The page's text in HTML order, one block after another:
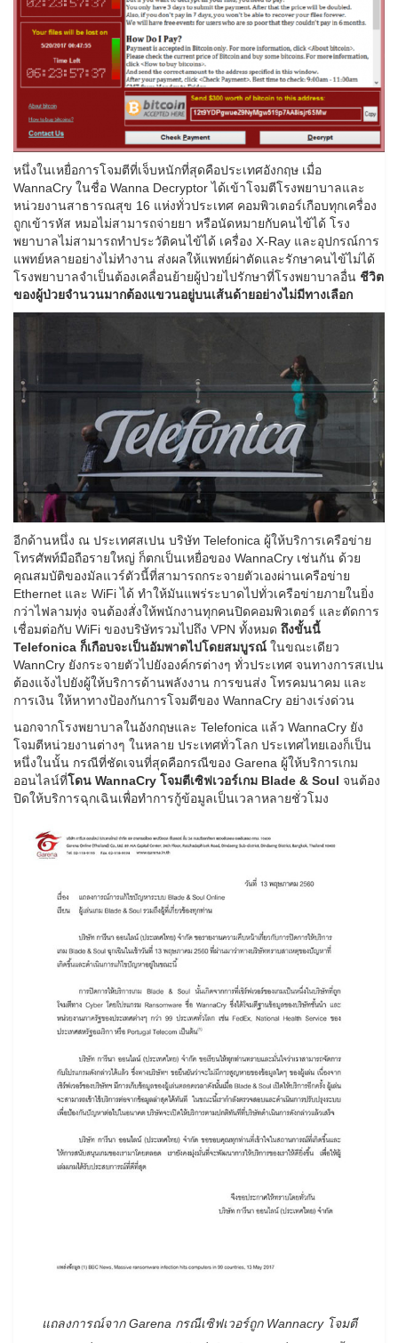
หนึ่งในเหยื่อการโจมตีที่เจ็บหนักที่สุดคือประเทศอังกฤษ เมื่อ
WannaCry ในชื่อ Wanna Decryptor ได้เข้าโจมตีโรงพยาบาลและ
หน่วยงานสาธารณสุข 16 แห่งทั่วประเทศ คอมพิวเตอร์เกือบทุกเครื่อง
ถูกเข้ารหัส หมอไม่สามารถจ่ายยา หรือนัดหมายกับคนไข้ได้ โรง
พยาบาลไม่สามารถทำประวัติคนไข้ได้ เครื่อง X-Ray และอุปกรณ์การ
แพทย์หลายอย่างไม่ทำงาน ส่งผลให้แพทย์ผ่าตัดและรักษาคนไข้ไม่ได้
โรงพยาบาลจำเป็นต้องเคลื่อนย้ายผู้ป่วยไปรักษาที่โรงพยาบาลอื่น ชีวิต
ของผู้ป่วยจำนวนมากต้องแขวนอยู่บนเส้นด้ายอย่างไม่มีทางเลือก
อีกด้านหนึ่ง ณ ประเทศสเปน บริษัท Telefonica ผู้ให้บริการเครือข่าย
โทรศัพท์มือถือรายใหญ่ ก็ตกเป็นเหยื่อของ WannaCry เช่นกัน ด้วย
คุณสมบัติของมัลแวร์ตัวนี้ที่สามารถกระจายตัวเองผ่านเครือข่าย
Ethernet และ WiFi ได้ ทำให้มันแพร่ระบาดไปทั่วเครือข่ายภายในยิ่ง
กว่าไฟลามทุ่ง จนต้องสั่งให้พนักงานทุกคนปิดคอมพิวเตอร์ และตัดการ
เชื่อมต่อกับ WiFi ของบริษัทรวมไปถึง VPN ทั้งหมด ถึงขั้นนี้
Telefonica ก็เกือบจะเป็นอัมพาตไปโดยสมบูรณ์ ในขณะเดียว
WannCry ยังกระจายตัวไปยังองค์กรต่างๆ ทั่วประเทศ จนทางการสเปน
ต้องแจ้งไปยังผู้ให้บริการด้านพลังงาน การขนส่ง โทรคมนาคม และ
การเงิน ให้หาทางป้องกันการโจมตีของ WannaCry อย่างเร่งด่วน
นอกจากโรงพยาบาลในอังกฤษและ Telefonica แล้ว WannaCry ยัง
โจมตีหน่วยงานต่างๆ ในหลาย ประเทศทั่วโลก ประเทศไทยเองก็เป็น
หนึ่งในนั้น กรณีที่ชัดเจนที่สุดคือกรณีของ Garena ผู้ให้บริการเกม
ออนไลน์ที่โดน WannaCry โจมตีเซิฟเวอร์เกม Blade & Soul จนต้อง
ปิดให้บริการฉุกเฉินเพื่อทำการกู้ข้อมูลเป็นเวลาหลายชั่วโมง
แถลงการณ์จาก Garena กรณีเซิฟเวอร์ถูก Wannacry โจมตี